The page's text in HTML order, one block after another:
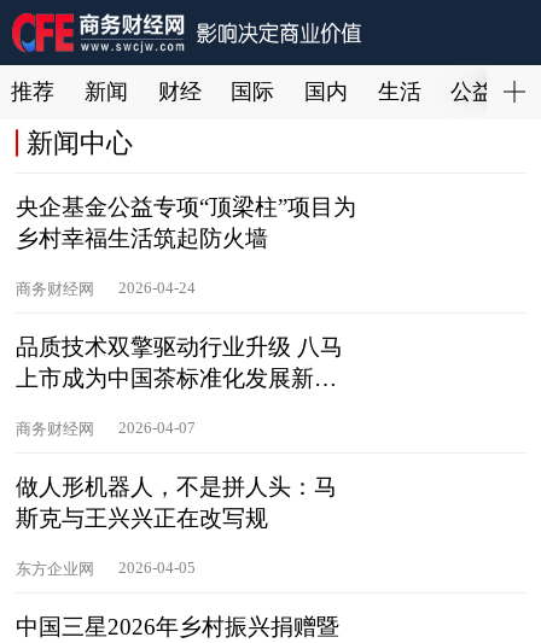
推荐 新闻 财经 国际 国内 生活 公益
新闻中心
央企基金公益专项“顶梁柱”项目为
乡村幸福生活筑起防火墙
商务财经网 2026-04-24
品质技术双擎驱动行业升级 八马
上市成为中国茶标准化发展新起
商务财经网 2026-04-07
做人形机器人，不是拼人头：马
斯克与王兴兴正在改写规
东方企业网 2026-04-05
中国三星2026年乡村振兴捐赠暨